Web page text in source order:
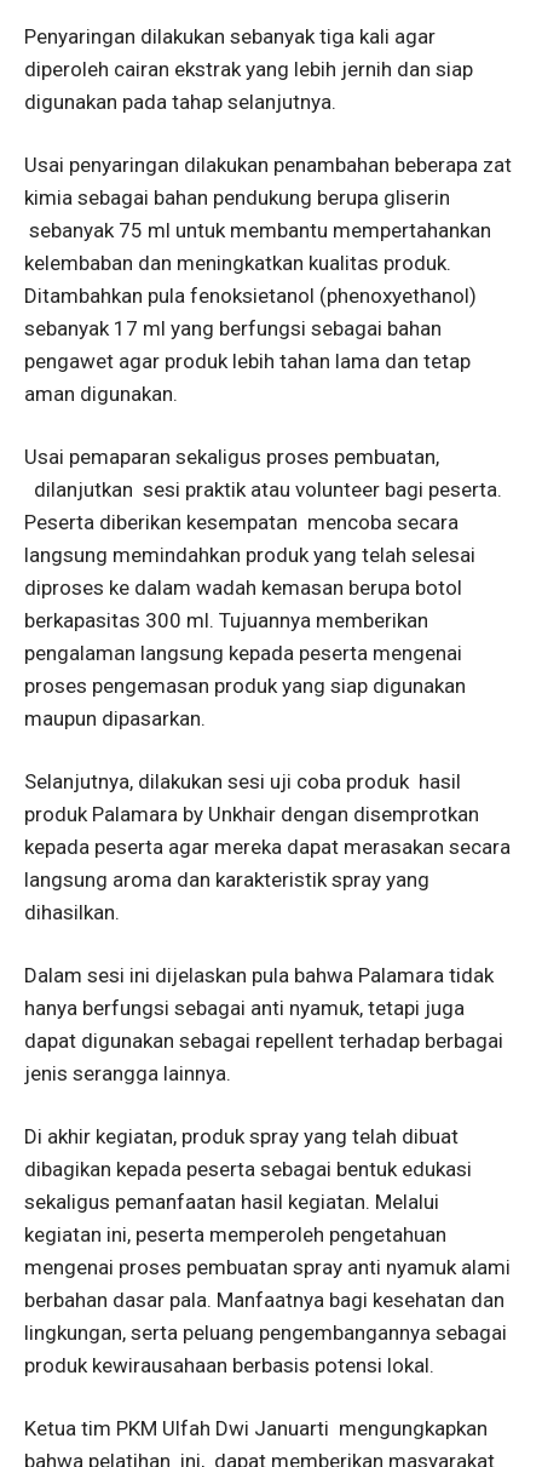
Penyaringan dilakukan sebanyak tiga kali agar
diperoleh cairan ekstrak yang lebih jernih dan siap
digunakan pada tahap selanjutnya.
Usai penyaringan dilakukan penambahan beberapa zat
kimia sebagai bahan pendukung berupa gliserin
sebanyak 75 ml untuk membantu mempertahankan
kelembaban dan meningkatkan kualitas produk.
Ditambahkan pula fenoksietanol (phenoxyethanol)
sebanyak 17 ml yang berfungsi sebagai bahan
pengawet agar produk lebih tahan lama dan tetap
aman digunakan.
Usai pemaparan sekaligus proses pembuatan,
dilanjutkan sesi praktik atau volunteer bagi peserta.
Peserta diberikan kesempatan mencoba secara
langsung memindahkan produk yang telah selesai
diproses ke dalam wadah kemasan berupa botol
berkapasitas 300 ml. Tujuannya memberikan
pengalaman langsung kepada peserta mengenai
proses pengemasan produk yang siap digunakan
maupun dipasarkan.
Selanjutnya, dilakukan sesi uji coba produk hasil
produk Palamara by Unkhair dengan disemprotkan
kepada peserta agar mereka dapat merasakan secara
langsung aroma dan karakteristik spray yang
dihasilkan.
Dalam sesi ini dijelaskan pula bahwa Palamara tidak
hanya berfungsi sebagai anti nyamuk, tetapi juga
dapat digunakan sebagai repellent terhadap berbagai
jenis serangga lainnya.
Di akhir kegiatan, produk spray yang telah dibuat
dibagikan kepada peserta sebagai bentuk edukasi
sekaligus pemanfaatan hasil kegiatan. Melalui
kegiatan ini, peserta memperoleh pengetahuan
mengenai proses pembuatan spray anti nyamuk alami
berbahan dasar pala. Manfaatnya bagi kesehatan dan
lingkungan, serta peluang pengembangannya sebagai
produk kewirausahaan berbasis potensi lokal.
Ketua tim PKM Ulfah Dwi Januarti mengungkapkan
bahwa pelatihan ini, dapat memberikan masyarakat